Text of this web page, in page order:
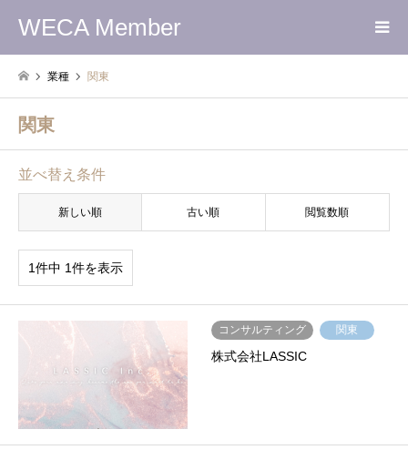
WECA Member
業種 関東
関東
並べ替え条件
新しい順 古い順 閲覧数順
1件中 1件を表示
コンサルティング 関東
株式会社LASSIC